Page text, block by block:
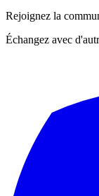
Rejoignez la
Échangez avec